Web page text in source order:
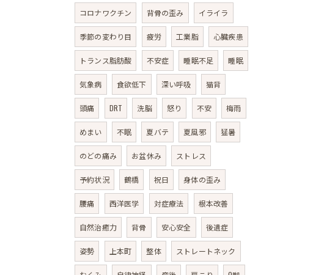
コロナワクチン 背骨の歪み イライラ
季節の変わり目 疲労 工業脂 心臓疾患
トランス脂肪酸 不安症 睡眠不足 睡眠
気象病 食欲低下 深い呼吸 猫背
頭痛 DRT 洗脳 怒り 不安 梅雨
めまい 不眠 夏バテ 夏風邪 猛暑
のどの痛み お盆休み ストレス
予約状況 鶴橋 祝日 身体の歪み
腰痛 西洋医学 対症療法 根本改善
自然治癒力 背骨 安心安全 後遺症
姿勢 上本町 整体 ストレートネック